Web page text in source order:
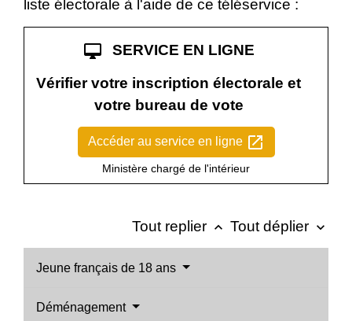
liste électorale à l'aide de ce téléservice :
desktop_mac
SERVICE EN LIGNE
Vérifier votre inscription électorale et
votre bureau de vote
Accéder au service en ligne open_in_new
Ministère chargé de l'intérieur
Tout replier keyboard_arrow_up Tout déplier keyboard_arrow_down
Jeune français de 18 ans
Déménagement